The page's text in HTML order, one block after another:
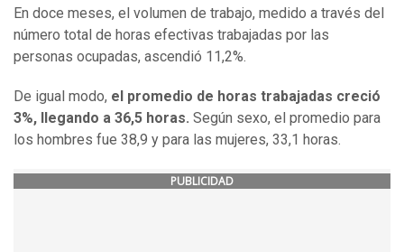
En doce meses, el volumen de trabajo, medido a través del
número total de horas efectivas trabajadas por las
personas ocupadas, ascendió 11,2%.
De igual modo, el promedio de horas trabajadas creció
3%, llegando a 36,5 horas. Según sexo, el promedio para
los hombres fue 38,9 y para las mujeres, 33,1 horas.
PUBLICIDAD